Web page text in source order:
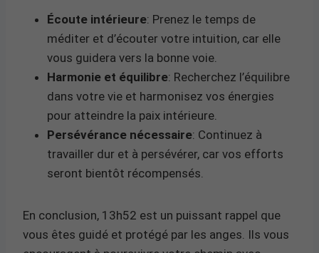
Écoute intérieure: Prenez le temps de
méditer et d’écouter votre intuition, car elle
vous guidera vers la bonne voie.
Harmonie et équilibre: Recherchez l’équilibre
dans votre vie et harmonisez vos énergies
pour atteindre la paix intérieure.
Persévérance nécessaire: Continuez à
travailler dur et à persévérer, car vos efforts
seront bientôt récompensés.
En conclusion, 13h52 est un puissant rappel que
vous êtes guidé et protégé par les anges. Ils vous